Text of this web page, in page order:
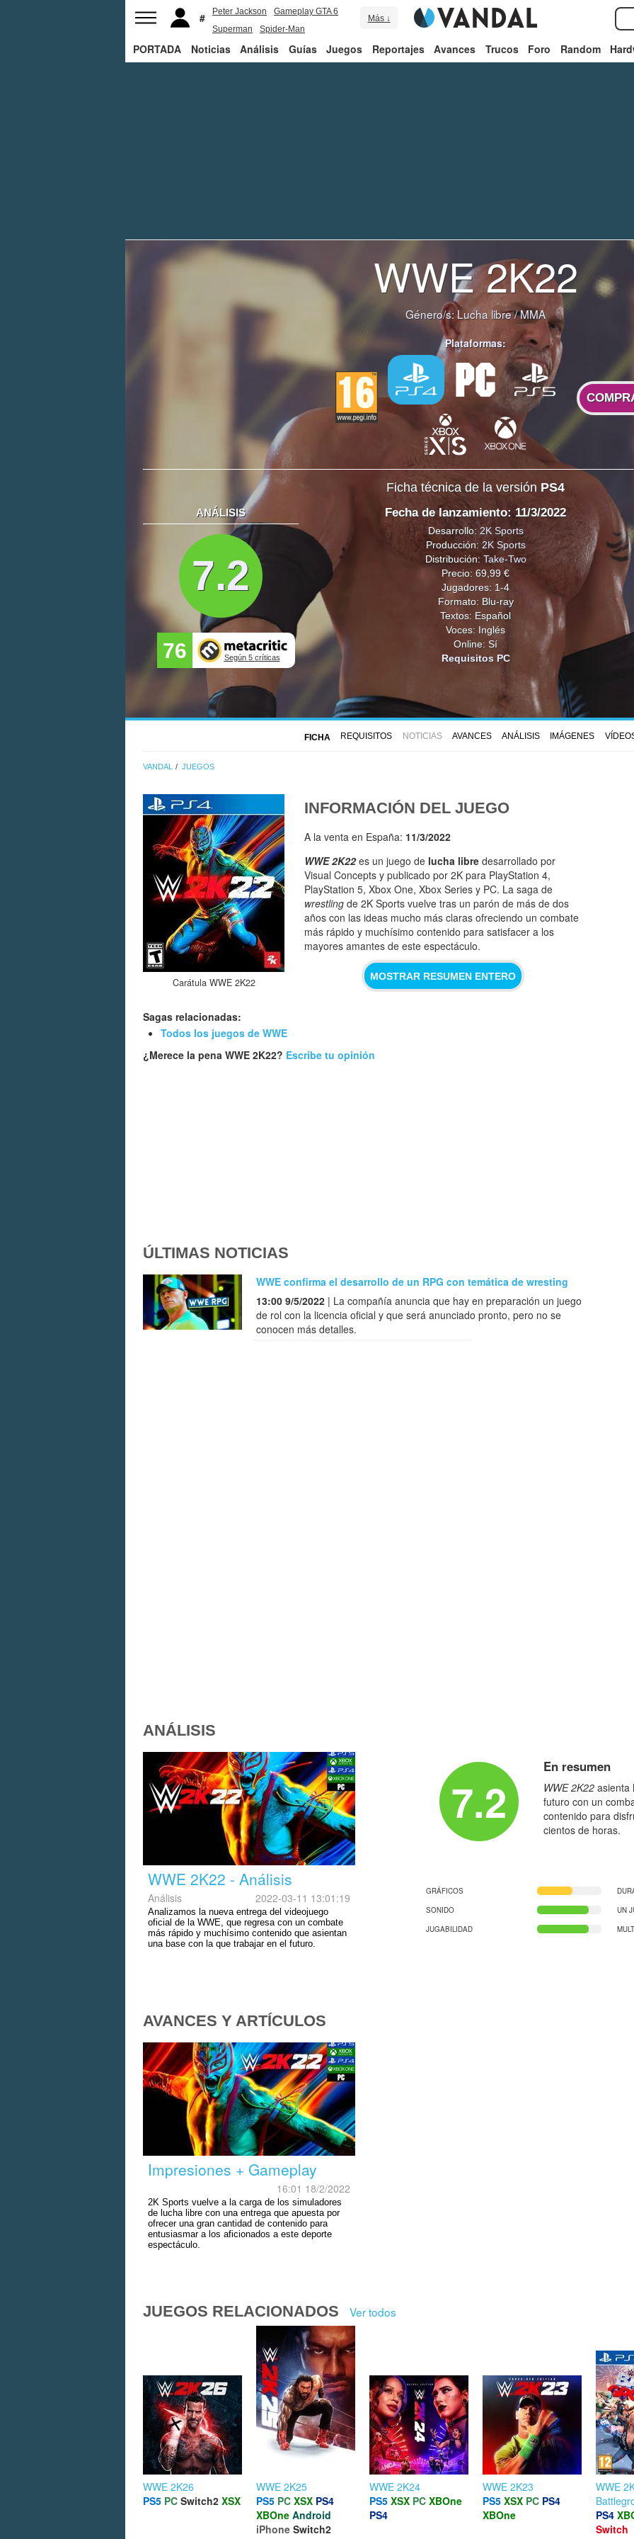
Peter Jackson
Gameplay GTA 6
Superman
Spider-Man
Más ↓
PORTADA Noticias Análisis Guías Juegos Reportajes Avances Trucos Foro Random
WWE 2K22
Género/s:Lucha libre/MMA
Plataformas:
Ficha técnica de la versión PS4
ANÁLISIS
7.2
76 Según 5 críticas
Fecha de lanzamiento: 11/3/2022
Desarrollo: 2K Sports
Producción: 2K Sports
Distribución: Take-Two
Precio: 69,99 €
Jugadores: 1-4
Formato: Blu-ray
Textos: Español
Voces: Inglés
Online: Sí
Requisitos PC
FICHA REQUISITOS NOTICIAS AVANCES ANÁLISIS IMÁGENES
VANDAL JUEGOS
Carátula WWE 2K22
INFORMACIÓN DEL JUEGO
A la venta en España: 11/3/2022
WWE 2K22es un juego de lucha libre desarrollado por
Visual Concepts y publicado por 2K para PlayStation 4,
PlayStation 5, Xbox One, Xbox Series y PC. La saga de
wrestling de 2K Sports vuelve tras un parón de más de dos
años con las ideas mucho más claras ofreciendo un combate
más rápido y muchísimo contenido para satisfacer a los
mayores amantes de este espectáculo.
MOSTRAR RESUMEN ENTERO
Sagas relacionadas:
Todos los juegos de WWE
¿Merece la pena WWE 2K22? Escribe tu opinión
ÚLTIMAS NOTICIAS
WWE confirma el desarrollo de un RPG con temática de wresting
13:00 9/5/2022 | La compañía anuncia que hay en preparación un juego
de rol con la licencia oficial y que será anunciado pronto, pero no se
conocen más detalles.
ANÁLISIS
WWE 2K22 - Análisis
Análisis 2022-03-11 13:01:19
Analizamos la nueva entrega del videojuego
oficial de la WWE, que regresa con un combate
más rápido y muchísimo contenido que asientan
una base con la que trabajar en el futuro.
7.2
En resumen
WWE 2K22 asienta
futuro con un
contenido para
cientos de horas.
GRÁFICOS
SONIDO
UN
JUGABILIDAD
AVANCES Y ARTÍCULOS
Impresiones + Gameplay
16:01 18/2/2022
2K Sports vuelve a la carga de los simuladores
de lucha libre con una entrega que apuesta por
ofrecer una gran cantidad de contenido para
entusiasmar a los aficionados a este deporte
espectáculo.
JUEGOS RELACIONADOS Ver todos
WWE 2K26
PS5 PC Switch2 XSX
WWE 2K25
PS5 PC XSX PS4
XBOne Android
iPhone Switch2
WWE 2K24
PS5 XSX PC XBOne
PS4
WWE 2K23
PS5 XSX PC PS4
XBOne
WWE
PS4
Switch